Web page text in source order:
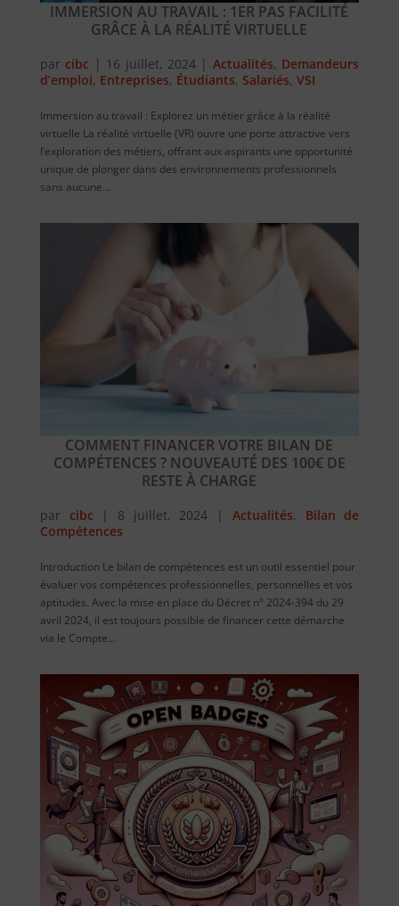
IMMERSION AU TRAVAIL : 1ER PAS FACILITÉ
GRÂCE À LA RÉALITÉ VIRTUELLE
par cibc | 16 juillet, 2024| Actualités, Demandeurs
d’emploi, Entreprises, Étudiants, Salariés, VSI
Immersion au travail : Explorez un métier grâce à la réalité
virtuelle La réalité virtuelle (VR) ouvre une porte attractive vers
l’exploration des métiers, offrant aux aspirants une opportunité
unique de plonger dans des environnements professionnels
sans aucune...
COMMENT FINANCER VOTRE BILAN DE
COMPÉTENCES ? NOUVEAUTÉ DES 100€ DE
RESTE À CHARGE
par cibc | 8 juillet, 2024 | Actualités, Bilan de
Compétences
Introduction Le bilan de compétences est un outil essentiel pour
évaluer vos compétences professionnelles, personnelles et vos
aptitudes. Avec la mise en place du Décret n° 2024-394 du 29
avril 2024, il est toujours possible de financer cette démarche
via le Compte...